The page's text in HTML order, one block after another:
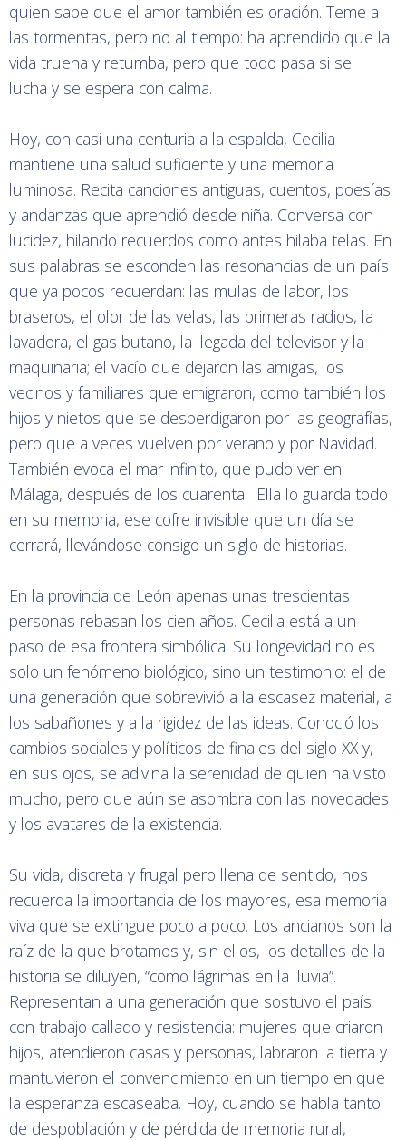
quien sabe que el amor también es oración. Teme a
las tormentas, pero no al tiempo: ha aprendido que la
vida truena y retumba, pero que todo pasa si se
lucha y se espera con calma.
Hoy, con casi una centuria a la espalda, Cecilia
mantiene una salud suficiente y una memoria
luminosa. Recita canciones antiguas, cuentos, poesías
y andanzas que aprendió desde niña. Conversa con
lucidez, hilando recuerdos como antes hilaba telas. En
sus palabras se esconden las resonancias de un país
que ya pocos recuerdan: las mulas de labor, los
braseros, el olor de las velas, las primeras radios, la
lavadora, el gas butano, la llegada del televisor y la
maquinaria; el vacío que dejaron las amigas, los
vecinos y familiares que emigraron, como también los
hijos y nietos que se desperdigaron por las geografías,
pero que a veces vuelven por verano y por Navidad.
También evoca el mar infinito, que pudo ver en
Málaga, después de los cuarenta. Ella lo guarda todo
en su memoria, ese cofre invisible que un día se
cerrará, llevándose consigo un siglo de historias.
En la provincia de León apenas unas trescientas
personas rebasan los cien años. Cecilia está a un
paso de esa frontera simbólica. Su longevidad no es
solo un fenómeno biológico, sino un testimonio: el de
una generación que sobrevivió a la escasez material, a
los sabañones y a la rigidez de las ideas. Conoció los
cambios sociales y políticos de finales del siglo XX y,
en sus ojos, se adivina la serenidad de quien ha visto
mucho, pero que aún se asombra con las novedades
y los avatares de la existencia.
Su vida, discreta y frugal pero llena de sentido, nos
recuerda la importancia de los mayores, esa memoria
viva que se extingue poco a poco. Los ancianos son la
raíz de la que brotamos y, sin ellos, los detalles de la
historia se diluyen, “como lágrimas en la lluvia”.
Representan a una generación que sostuvo el país
con trabajo callado y resistencia: mujeres que criaron
hijos, atendieron casas y personas, labraron la tierra y
mantuvieron el convencimiento en un tiempo en que
la esperanza escaseaba. Hoy, cuando se habla tanto
de despoblación y de pérdida de memoria rural,